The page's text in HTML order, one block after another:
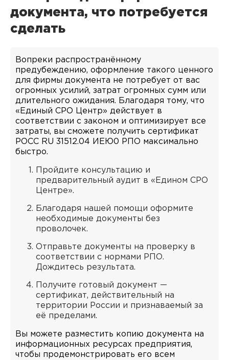
документа, что потребуется
сделать
Вопреки распространённому
предубеждению, оформление такого ценного
для фирмы документа не потребует от вас
огромных усилий, затрат огромных сумм или
длительного ожидания. Благодаря тому, что
«Единый СРО Центр» действует в
соответствии с законом и оптимизирует все
затраты, вы сможете получить сертификат
РОСС RU 31512.04 ИЕЮ0 РПО максимально
быстро.
Пройдите консультацию и
предварительный аудит в «Едином СРО
Центре».
Благодаря нашей помощи оформите
необходимые документы без
проволочек.
Отправьте документы на проверку в
соответствии с нормами РПО.
Дождитесь результата.
Получите готовый документ —
сертификат, действительный на
территории России и признаваемый за
её пределами.
Вы можете разместить копию документа на
информационных ресурсах предприятия,
чтобы продемонстрировать его всем